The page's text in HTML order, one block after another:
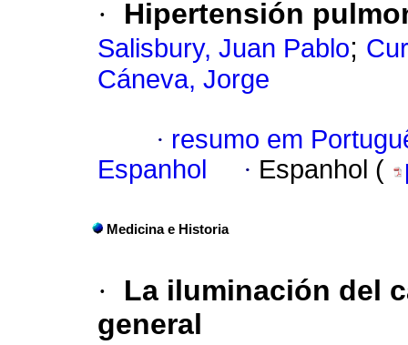
· Hipertensión
Salisbury, Juan Pablo;
Cáneva, Jorge
· resumo em
Espanhol
· Espanhol (
Medicina e Historia
·
La iluminación del
general